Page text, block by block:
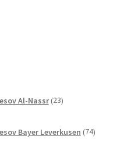
Al-Nassr 23izdelkov
Bayer Leverkusen 74izdelkov